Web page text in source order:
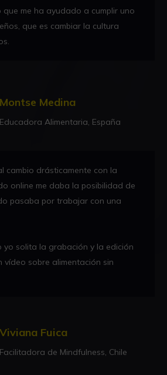
que me ha ayudado a cumplir uno
que es cambiar la cultura
Montse Medina
Educadora Alimentaria, España
cambio drásticamente con la
online me daba la posibilidad de
pasaba por trabajar con una
yo solita la grabación y la edición
vídeo sobre alimentación sin
Viviana Fuica
Facilitadora de Mindfulness, Chile